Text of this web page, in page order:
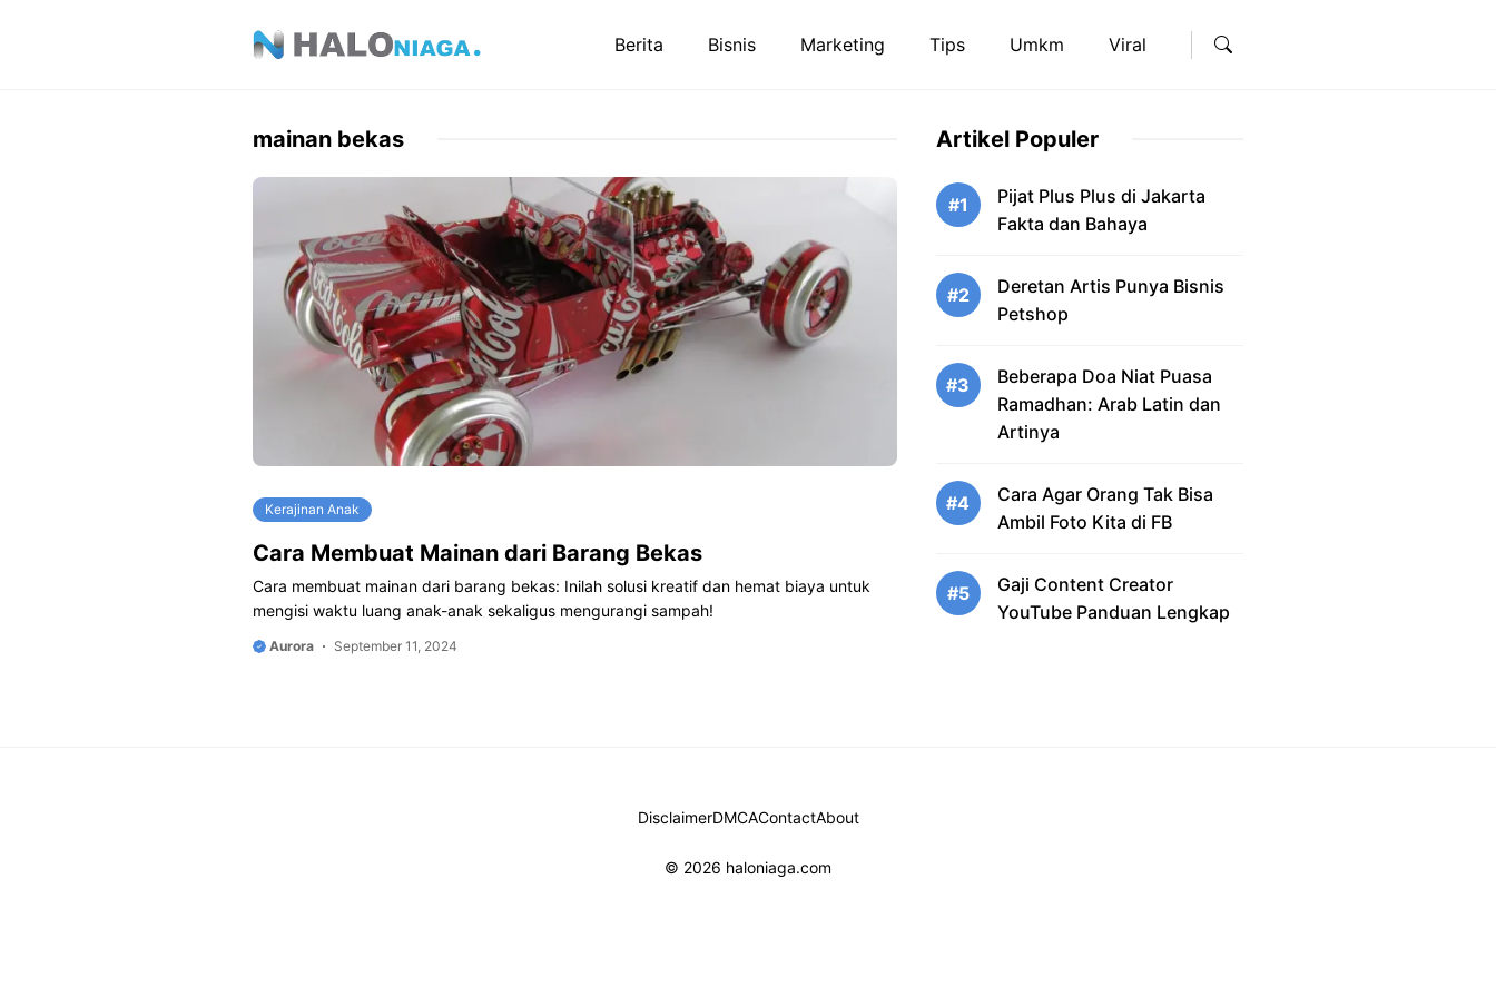
Berita Bisnis Marketing Tips Umkm Viral
mainan bekas
Kerajinan Anak
Cara Membuat Mainan dari Barang Bekas
Cara membuat mainan dari barang bekas: Inilah solusi kreatif dan hemat biaya untuk
mengisi waktu luang anak-anak sekaligus mengurangi sampah!
Aurora September 11, 2024
Artikel Populer
#1
Pijat Plus Plus di Jakarta
Fakta dan Bahaya
#2
Deretan Artis Punya Bisnis
Petshop
#3
Beberapa Doa Niat Puasa
Ramadhan: Arab Latin dan
Artinya
#4
Cara Agar Orang Tak Bisa
Ambil Foto Kita di FB
#5
Gaji Content Creator
YouTube Panduan Lengkap
DisclaimerDMCAContactAbout
© 2026 haloniaga.com